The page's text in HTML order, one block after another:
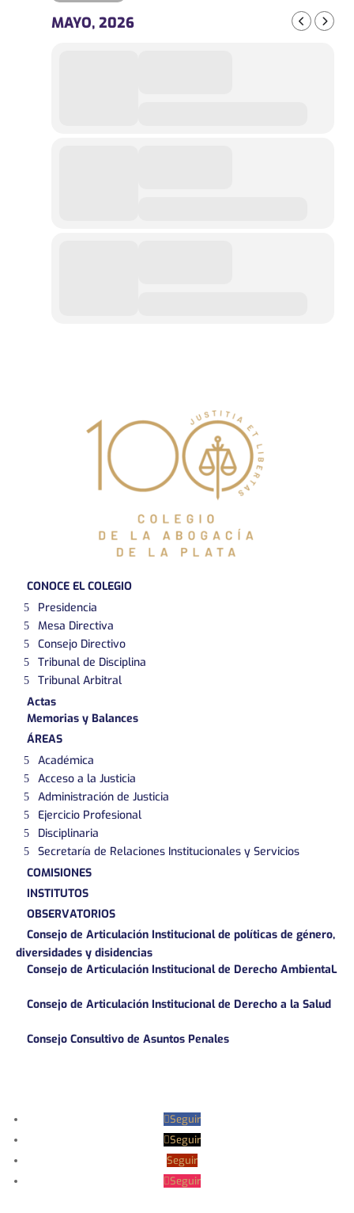
MAYO, 2026
CONOCE EL COLEGIO
Presidencia
Mesa Directiva
Consejo Directivo
Tribunal de Disciplina
Tribunal Arbitral
Actas
Memorias y Balances
ÁREAS
Académica
Acceso a la Justicia
Administración de Justicia
Ejercicio Profesional
Disciplinaria
Secretaría de Relaciones Institucionales y Servicios
COMISIONES
INSTITUTOS
OBSERVATORIOS
Consejo de Articulación Institucional de políticas de género,
diversidades y disidencias
Consejo de Articulación Institucional de Derecho AmbientaL
Consejo de Articulación Institucional de Derecho a la Salud
Consejo Consultivo de Asuntos Penales
Seguir
Seguir
Seguir
Seguir